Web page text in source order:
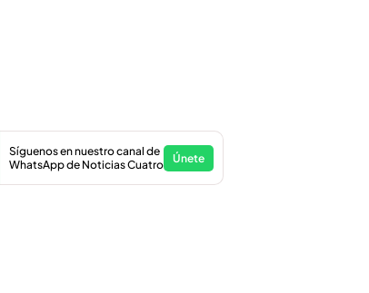
Síguenos en nuestro canal de
WhatsApp de Noticias Cuatro
Únete